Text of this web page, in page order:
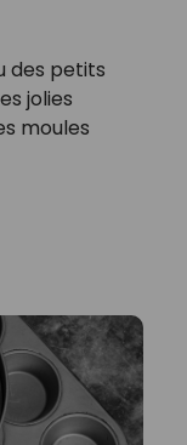
des petits
jolies
moules